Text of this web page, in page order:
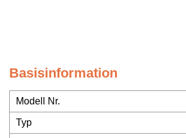
Basisinformation
Modell Nr.
Typ